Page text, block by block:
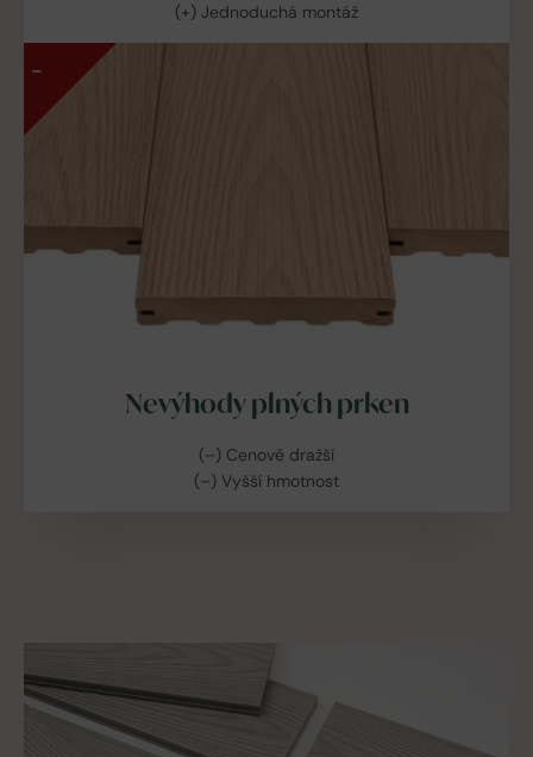
(+) Jednoduchá montáž
–
Nevýhody plných prken
(–) Cenově dražší
(–) Vyšší hmotnost